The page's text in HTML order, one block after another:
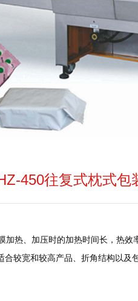
450往复式枕式包
热、加压时的加热时间长，热
较宽和较高产品、折角结构以及